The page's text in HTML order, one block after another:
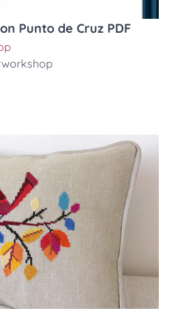
Punto de Cruz PDF